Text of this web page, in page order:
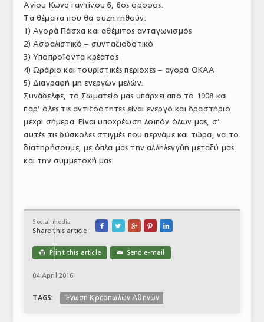
ΝΟΜΟΘΕΣΙΑ
ΕΛΛΗΝΙΚΗ ΝΟΜΟΘΕΣΙΑ
ΕΥΡΩΠΑΪΚΗ ΝΟΜΟΘΕΣΙΑ
ΤΟ ΠΕΡΙΟΔΙΚΟ
Profile
ΑΡΧΕΙΟ ΤΕΥΧΩΝ
ΣΥΝΕΔΡΙΟ ΚΡΕΑΤΟΣ
Αγίου Κωνσταντίνου 6, 6ος όροφος.
Τα θέματα που θα συζητηθούν:
1) Αγορά Πάσχα και αθέμιτος ανταγωνισμός
2) Ασφαλιστικό – συνταξιοδοτικό
3) Υποπροϊόντα κρέατος
4) Ωράριο και τουριστικές περιοχές – αγορά ΟΚΑΑ
5) Διαγραφή μη ενεργών μελών.
Συνάδελφε, το Σωματείο μας υπάρχει από το 1908 και
παρ’ όλες τις αντιξοότητες είναι ενεργό και δραστήριο
μέχρι σήμερα. Είναι υποχρέωση λοιπόν όλων μας, σ’
αυτές τις δύσκολες στιγμές που περνάμε και τώρα, να το
διατηρήσουμε, με όπλα μας την αλληλεγγύη μεταξύ μας
και την συμμετοχή μας.
Social media
Share this article
    
 Print this article ✉ Send e-mail
04 April 2016
TAGS: Ένωση Κρεοπωλών Αθηνών